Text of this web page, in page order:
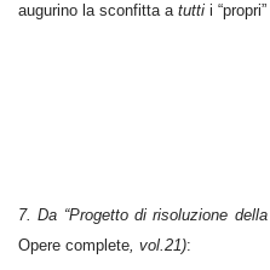
augurino la sconfitta a tutti i
7. Da “Progetto di risoluzione
Opere complete, vol.21):